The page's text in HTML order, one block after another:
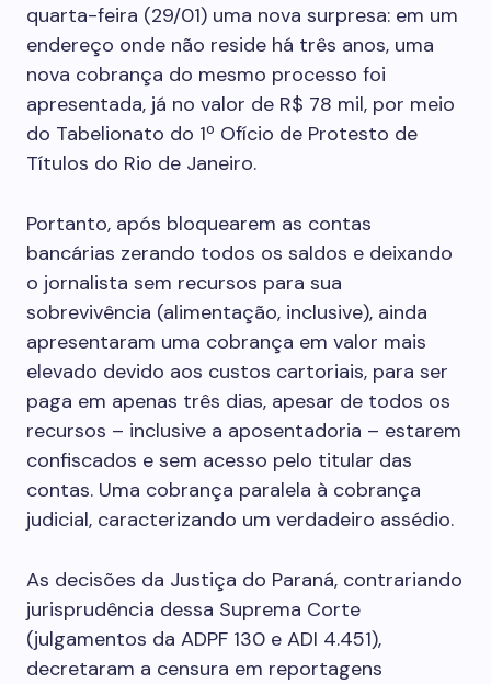
quarta-feira (29/01) uma nova surpresa: em um
endereço onde não reside há três anos, uma
nova cobrança do mesmo processo foi
apresentada, já no valor de R$ 78 mil, por meio
do Tabelionato do 1º Ofício de Protesto de
Títulos do Rio de Janeiro.
Portanto, após bloquearem as contas
bancárias zerando todos os saldos e deixando
o jornalista sem recursos para sua
sobrevivência (alimentação, inclusive), ainda
apresentaram uma cobrança em valor mais
elevado devido aos custos cartoriais, para ser
paga em apenas três dias, apesar de todos os
recursos – inclusive a aposentadoria – estarem
confiscados e sem acesso pelo titular das
contas. Uma cobrança paralela à cobrança
judicial, caracterizando um verdadeiro assédio.
As decisões da Justiça do Paraná, contrariando
jurisprudência dessa Suprema Corte
(julgamentos da ADPF 130 e ADI 4.451),
decretaram a censura em reportagens